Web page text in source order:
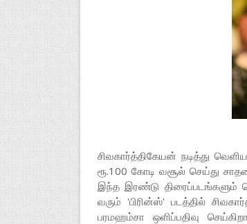
சிவகார்த்திகேயன் நடித்து
ரூ.100 கோடி வசூல் செய்து
இந்த இரண்டு திரைப்படங்களும்
வரும் 'பிரின்ஸ்' படத்தில்
பரமஹம்சா ஒளிப்பதிவு